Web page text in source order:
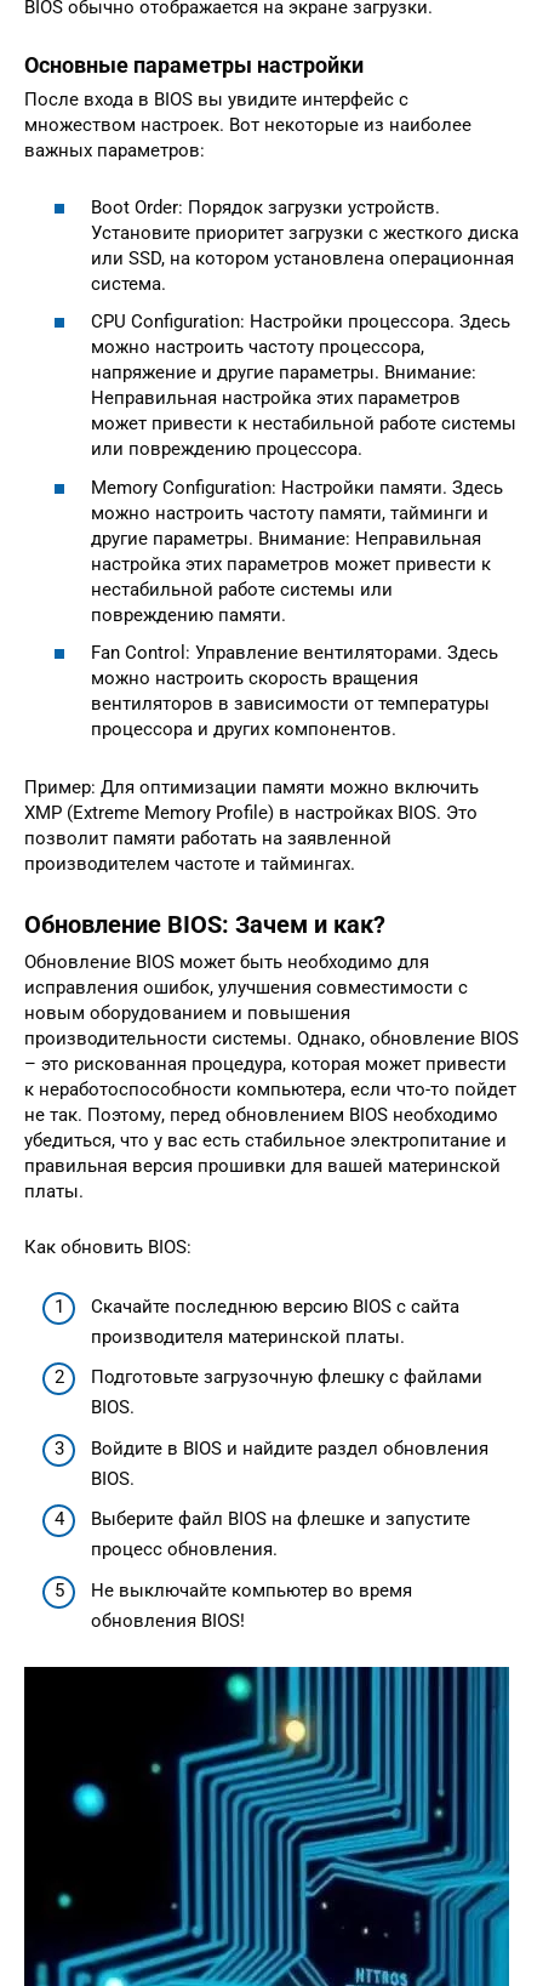
BIOS обычно отображается на экране загрузки.
Основные параметры настройки
После входа в BIOS вы увидите интерфейс с
множеством настроек. Вот некоторые из наиболее
важных параметров:
Boot Order: Порядок загрузки устройств.
Установите приоритет загрузки с жесткого диска
или SSD, на котором установлена операционная
система.
CPU Configuration: Настройки процессора. Здесь
можно настроить частоту процессора,
напряжение и другие параметры. Внимание:
Неправильная настройка этих параметров
может привести к нестабильной работе системы
или повреждению процессора.
Memory Configuration: Настройки памяти. Здесь
можно настроить частоту памяти, тайминги и
другие параметры. Внимание: Неправильная
настройка этих параметров может привести к
нестабильной работе системы или
повреждению памяти.
Fan Control: Управление вентиляторами. Здесь
можно настроить скорость вращения
вентиляторов в зависимости от температуры
процессора и других компонентов.
Пример: Для оптимизации памяти можно включить
XMP (Extreme Memory Profile) в настройках BIOS. Это
позволит памяти работать на заявленной
производителем частоте и таймингах.
Обновление BIOS: Зачем и как?
Обновление BIOS может быть необходимо для
исправления ошибок, улучшения совместимости с
новым оборудованием и повышения
производительности системы. Однако, обновление BIOS
– это рискованная процедура, которая может привести
к неработоспособности компьютера, если что-то пойдет
не так. Поэтому, перед обновлением BIOS необходимо
убедиться, что у вас есть стабильное электропитание и
правильная версия прошивки для вашей материнской
платы.
Как обновить BIOS:
Скачайте последнюю версию BIOS с сайта
производителя материнской платы.
Подготовьте загрузочную флешку с файлами
BIOS.
Войдите в BIOS и найдите раздел обновления
BIOS.
Выберите файл BIOS на флешке и запустите
процесс обновления.
Не выключайте компьютер во время
обновления BIOS!